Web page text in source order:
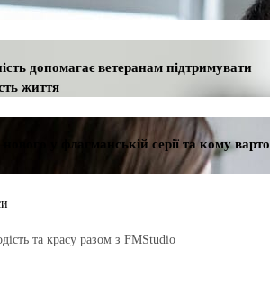
допомагає ветеранам підтримувати
життя
у флагманській серії та кому варто
та красу разом з FMStudio